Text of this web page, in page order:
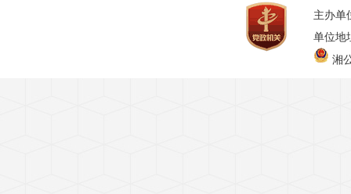
主办单
单位地
湘